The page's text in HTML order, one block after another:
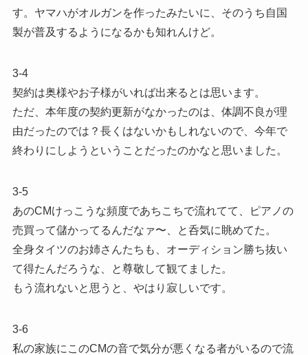
す。ヤマハがオルガンを作ったみたいに、そのうち自国
製が普及するようになるかも知れんけど。
3-4
契約は奥様やお子様がいれば出来るとは思います。
ただ、本年度の契約更新がなかったのは、体調不良が理
由だったのでは？長くはないかもしれないので、今年で
終わりにしようということだったのかなと思いました。
3-5
あのCMけっこうな頻度であちこちで流れてて、ピアノの
売買って儲かってるんだなァ〜、と呑気に眺めてた。
全身タイツのお姉さんたちも、オーディション勝ち抜い
て得たんだろうな、と尊敬して観てました。
もう流れないと思うと、やはり寂しいです。
3-6
私の家族にこのCMの音で気分が悪くなる者がいるので流